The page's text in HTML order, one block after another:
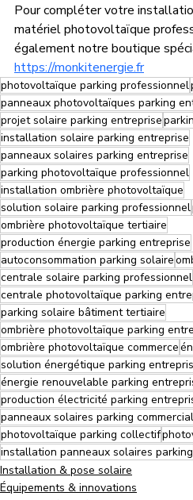
Pour compléter votre
matériel photovoltaïque
également notre boutique
https://monkitenergie.fr
photovoltaïque parking professionnel
panneaux photovoltaïques parking
projet solaire parking entreprise
installation solaire parking entreprise
panneaux solaires parking entreprise
parking photovoltaïque professionnel
installation ombrière photovoltaïque
solution solaire parking professionnel
ombrière photovoltaïque tertiaire
production énergie parking entreprise
autoconsommation parking solaire
centrale solaire parking professionnel
centrale photovoltaïque parking
parking solaire bâtiment tertiaire
ombrière photovoltaïque parking
ombrière photovoltaïque commerce
solution énergétique parking
énergie renouvelable parking
production électricité parking
panneaux solaires parking commercial
photovoltaïque parking collectif
installation panneaux solaires parking
Installation & pose solaire
Équipements & innovations